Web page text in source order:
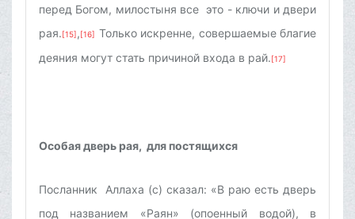
перед Богом, милостыня все это - ключи и двери
рая.[15],[16] Только искренне, совершаемые благие
деяния могут стать причиной входа в рай.[17]
Особая дверь рая, для постящихся
Посланник Аллаха (с) сказал: «В раю есть дверь
под названием «Раян» (опоенный водой), в